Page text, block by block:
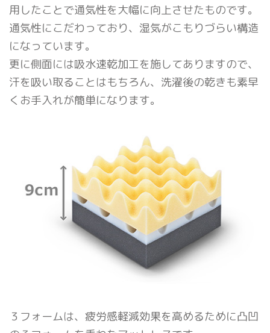
用したことで通気性を大幅に向上させたものです。
通気性にこだわっており、湿気がこもりづらい構造
になっています。
更に側面には吸水速乾加工を施してありますので、
汗を吸い取ることはもちろん、洗濯後の乾きも素早
くお手入れが簡単になります。
３フォームは、疲労感軽減効果を高めるために凸凹